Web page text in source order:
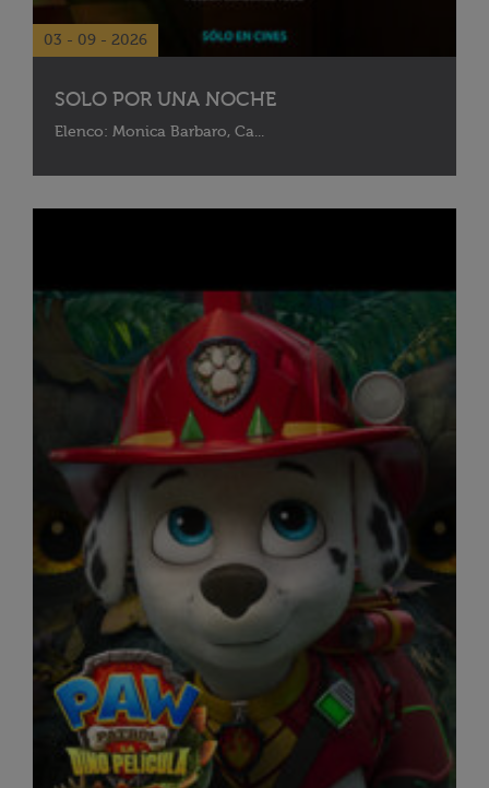
03 - 09 - 2026
SOLO POR UNA NOCHE
Elenco: Monica Barbaro, Ca...